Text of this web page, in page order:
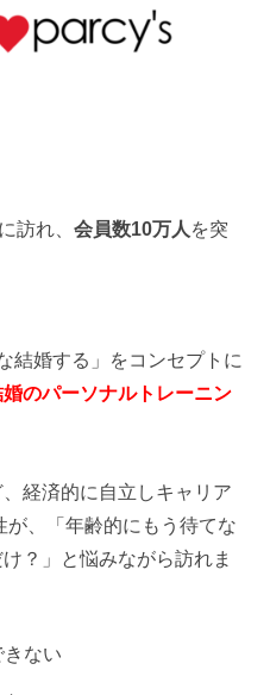
訪れ、会員数10万人 を突
結婚する」をコンセプトに
のパーソナルトレーニン
経済的に自立しキャリア
、「年齢的にもう待てな
？」と悩みながら訪れま
ない